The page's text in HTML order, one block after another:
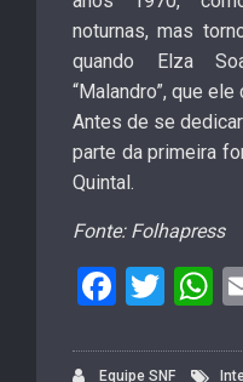
noturnas, mas
quando Elza
“Malandro”, que
Antes de se
parte da primeira
Quintal.
Fonte: Folhapress
F
c
T
tt
Equipe SNF